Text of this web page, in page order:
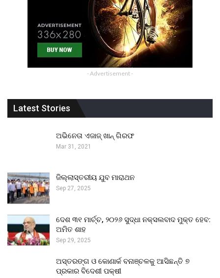
- Advertisement -
Latest Stories
ଅଭିନେତା ଏଜାଜ୍ ଖାନ୍ ଗିରଫ
Mar 31, 2021
ଜିଲ୍ଲାସ୍ତରୀୟ ଯୁବ ମାରାଥନ
Sep 27, 2025
ଦେଶ ୩୧ ମାର୍ଚ୍ଚ, ୨୦୨୬ ସୁଦ୍ଧା ନକ୍ସଲବାଦ ମୁକ୍ତ ହେବ:
ଅମିତ ଶାହ
Sep 29, 2025
ଅସ୍ତରଙ୍ଗ ଓ କୋଣାର୍କ ବନାଞ୍ଚଳକୁ ଆସିଛନ୍ତି ୭
ପ୍ରକାର ବିଦେଶୀ ପକ୍ଷୀ